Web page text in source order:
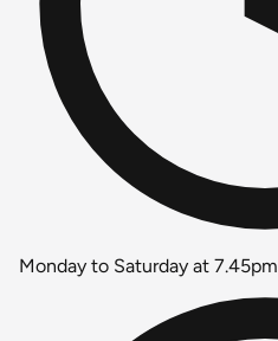
Monday to Saturday at 7.45pm